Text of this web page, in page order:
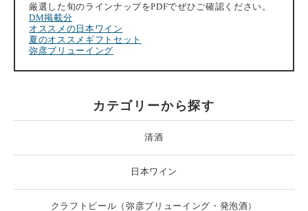
厳選した旬のラインナップをPDFでぜひご確認ください。
DM掲載分
オススメの日本ワイン
夏のオススメギフトセット
弥彦ブリューイング
カテゴリーから探す
清酒
日本ワイン
クラフトビール（弥彦ブリューイング・発泡酒）